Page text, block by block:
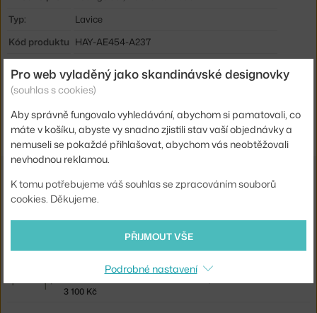
Typ:
Lavice
Kód produktu HAY-AE454-A237
Ste zo Slovenska? Prejdite na
Shopping from the EU? Switch toPalissade Cord Lounge Sofa,
olive
Související produkty
PODSEDÁK PALISSADE SOFA, OLIVE
3 100 Kč
Pro web vyladěný jako skandinávské designovky
(souhlas s cookies)
Aby správně fungovalo vyhledávání, abychom si pamatovali, co
máte v košíku, abyste vy snadno zjistili stav vaší objednávky a
nemuseli se pokaždé přihlašovat, abychom vás neobtěžovali
nevhodnou reklamou.
K tomu potřebujeme váš souhlas se zpracováním souborů
cookies. Děkujeme.
PŘIJMOUT VŠE
Podrobné nastavení